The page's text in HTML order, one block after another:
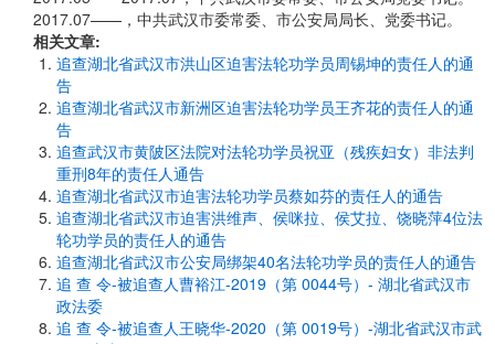
2017.07——，中共武汉市委常委、市公安局局长、党委书记。
相关文章:
追查湖北省武汉市洪山区迫害法轮功学员周锡坤的责任人的通
告
追查湖北省武汉市新洲区迫害法轮功学员王齐花的责任人的通
告
追查武汉市黄陂区法院对法轮功学员祝亚（残疾妇女）非法判
重刑8年的责任人通告
追查湖北省武汉市迫害法轮功学员蔡如芬的责任人的通告
追查湖北省武汉市迫害洪维声、侯咪拉、侯艾拉、饶晓萍4位法
轮功学员的责任人的通告
追查湖北省武汉市公安局绑架40名法轮功学员的责任人的通告
追 查 令-被追查人曹裕江-2019（第 0044号）- 湖北省武汉市
政法委
追 查 令-被追查人王晓华-2020（第 0019号）-湖北省武汉市武